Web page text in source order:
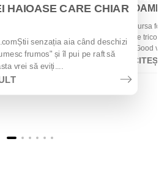
HAIOASE CARE CHIAR
senzația aia când deschizi
frumos" și îl pui pe raft să
vrei să eviți....
Sursa
de
„Good